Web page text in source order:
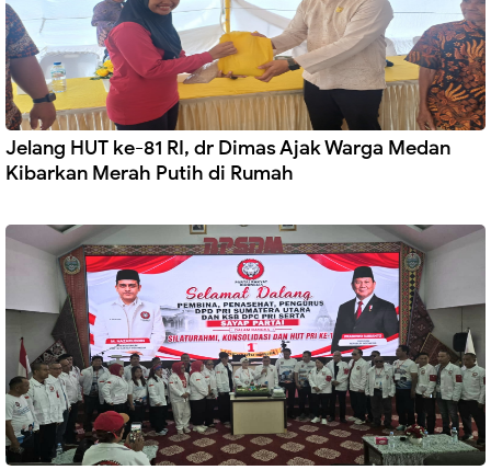
Jelang HUT ke-81 RI, dr Dimas Ajak Warga Medan
Kibarkan Merah Putih di Rumah